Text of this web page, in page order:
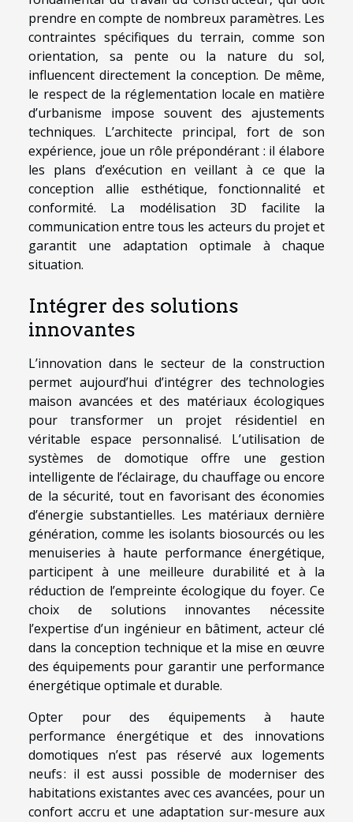
prendre en compte de nombreux paramètres. Les
contraintes spécifiques du terrain, comme son
orientation, sa pente ou la nature du sol,
influencent directement la conception. De même,
le respect de la réglementation locale en matière
d’urbanisme impose souvent des ajustements
techniques. L’architecte principal, fort de son
expérience, joue un rôle prépondérant : il élabore
les plans d’exécution en veillant à ce que la
conception allie esthétique, fonctionnalité et
conformité. La modélisation 3D facilite la
communication entre tous les acteurs du projet et
garantit une adaptation optimale à chaque
situation.
Intégrer des solutions
innovantes
L’innovation dans le secteur de la construction
permet aujourd’hui d’intégrer des technologies
maison avancées et des matériaux écologiques
pour transformer un projet résidentiel en
véritable espace personnalisé. L’utilisation de
systèmes de domotique offre une gestion
intelligente de l’éclairage, du chauffage ou encore
de la sécurité, tout en favorisant des économies
d’énergie substantielles. Les matériaux dernière
génération, comme les isolants biosourcés ou les
menuiseries à haute performance énergétique,
participent à une meilleure durabilité et à la
réduction de l’empreinte écologique du foyer. Ce
choix de solutions innovantes nécessite
l’expertise d’un ingénieur en bâtiment, acteur clé
dans la conception technique et la mise en œuvre
des équipements pour garantir une performance
énergétique optimale et durable.
Opter pour des équipements à haute
performance énergétique et des innovations
domotiques n’est pas réservé aux logements
neufs : il est aussi possible de moderniser des
habitations existantes avec ces avancées, pour un
confort accru et une adaptation sur-mesure aux